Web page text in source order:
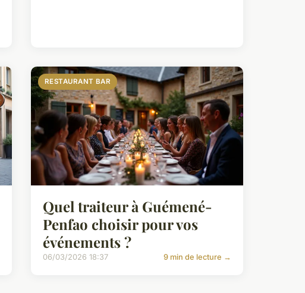
RESTAURANT BAR
Quel traiteur à Guémené-
Penfao choisir pour vos
événements ?
06/03/2026 18:37 9 min de lecture →